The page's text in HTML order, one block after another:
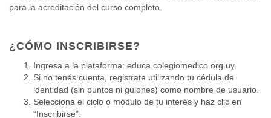
para la acreditación del curso completo.
¿CÓMO INSCRIBIRSE?
Ingresa a la plataforma: educa.colegiomedico.org.uy.
Si no tenés cuenta, registrate utilizando tu cédula de
identidad (sin puntos ni guiones) como nombre de usuario.
Selecciona el ciclo o módulo de tu interés y haz clic en
“Inscribirse”.